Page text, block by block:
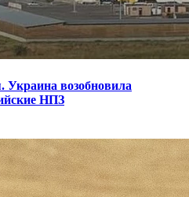
возобновила
НПЗ